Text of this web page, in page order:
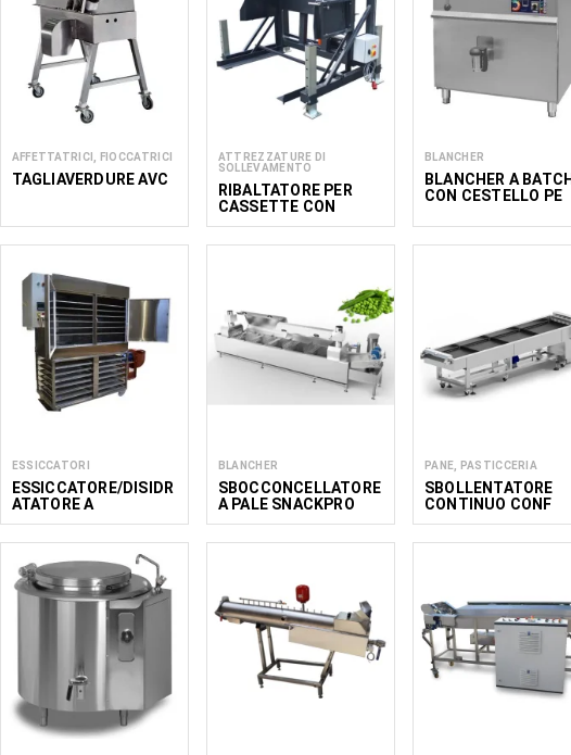
AFFETTATRICI, FIOCCATRICI
TAGLIAVERDURE AVC
ATTREZZATURE DI
SOLLEVAMENTO
RIBALTATORE PER
CASSETTE CON
FRUTTA E VERDURA
BLANCHER
BLANCHER A BATCH
CON CESTELLO PE
ESSICCATORI
ESSICCATORE/DISIDR
ATATORE A
INFRAROSSI
BLANCHER
SBOCCONCELLATORE
A PALE SNACKPRO
PANE, PASTICCERIA
SBOLLENTATORE
CONTINUO CONF
600/3000